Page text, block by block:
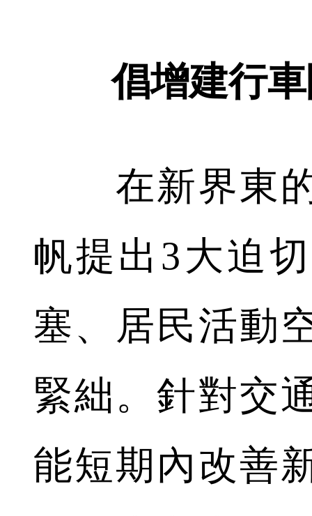
倡增建行
在新界東的
帆提出3大迫
塞、居民活動
緊絀。針對交
能短期內改善